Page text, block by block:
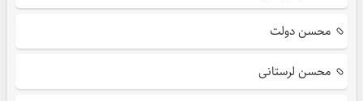
محسن دولت
محسن لرستانی